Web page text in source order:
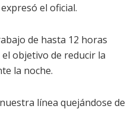
el oficial.
de hasta 12 horas
el objetivo de reducir la
la noche.
línea quejándose de